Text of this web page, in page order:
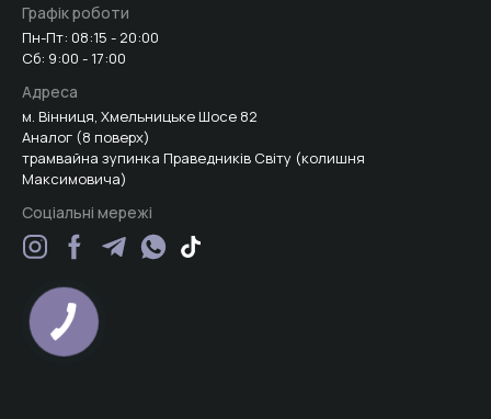
Графік роботи
Пн-Пт: 08:15 - 20:00
Сб: 9:00 - 17:00
Адреса
м. Вінниця, Хмельницьке Шосе 82
Аналог (8 поверх)
трамвайна зупинка Праведників Світу (колишня
Максимовича)
Соціальні мережі